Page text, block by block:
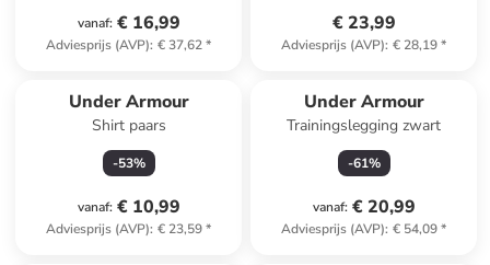
vanaf: € 16,99
Adviesprijs (AVP): € 37,62*
€ 23,99
Adviesprijs (AVP): € 28,19*
Under Armour
Shirt paars
-53%
vanaf: € 10,99
Adviesprijs (AVP): € 23,59*
Under Armour
Trainingslegging zwart
-61%
vanaf: € 20,99
Adviesprijs (AVP): € 54,09*